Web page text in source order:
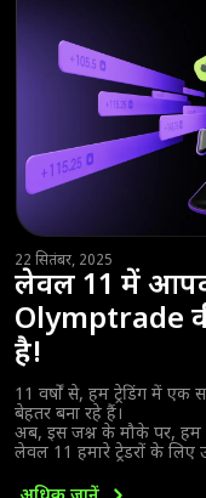
22 सितंबर, 2025
लेवल 11 में
Olymptrade
है!
11 वर्षों से, हम ट्रेडिंग में
बेहतर बना रहे हैं।
अब, इस जश्न के मौके पर,
लेवल 11 हमारे ट्रेडरों के लिए